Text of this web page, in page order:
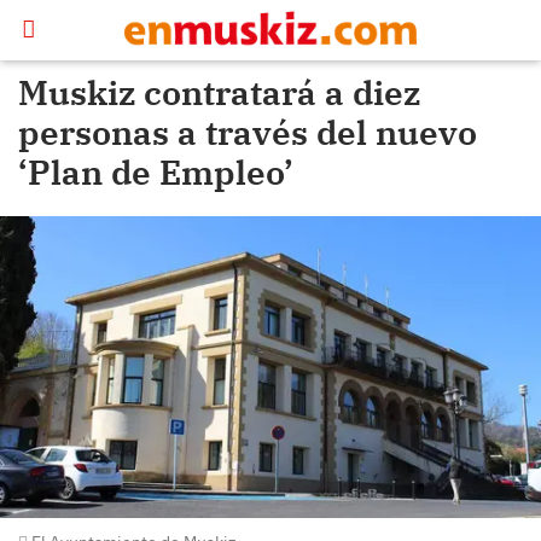
Muskiz contratará a diez
personas a través del nuevo
‘Plan de Empleo’